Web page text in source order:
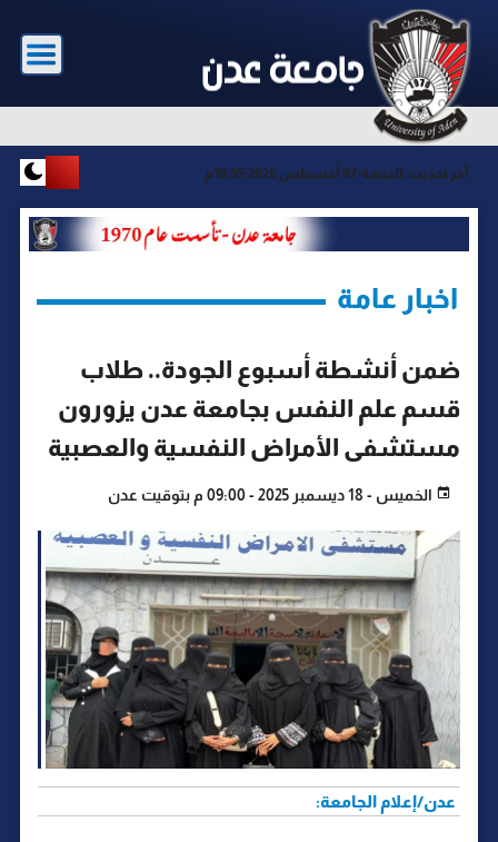
آخر تحديث : الجمعة-07 أغسطس 2026-10:59م
اخبار عامة
ضمن أنشطة أسبوع الجودة.. طلاب
قسم علم النفس بجامعة عدن يزورون
مستشفى الأمراض النفسية والعصبية
الخميس - 18 ديسمبر 2025 - 09:00 م بتوقيت عدن
عدن/إعلام الجامعة: